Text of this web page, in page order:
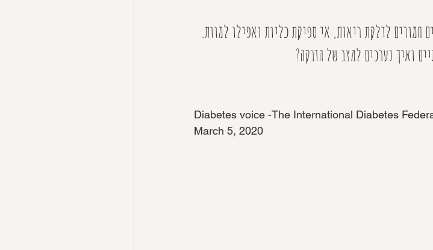
חמורים לדלקת ריאות, אי ספיקת כליות ואפילו למוות.
ואיך נערכים למצב של הדבקה?
Diabetes voice -The International Diabetes
March 5, 2020